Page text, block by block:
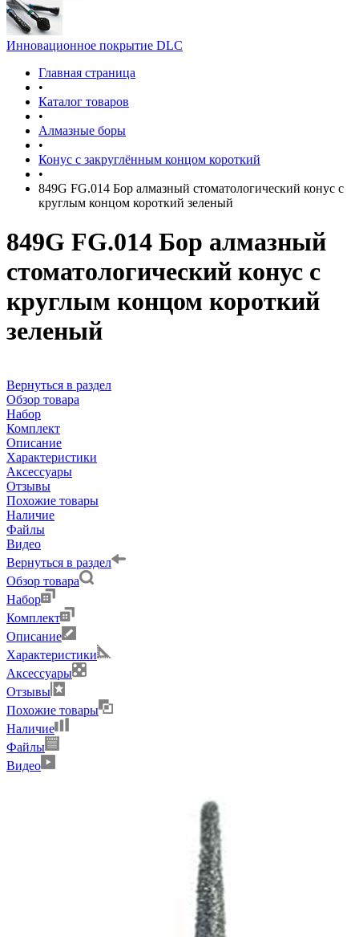
Инновационное покрытие DLC
Главная страница
•
Каталог товаров
•
Алмазные боры
•
Конус с закруглённым концом короткий
•
849G FG.014 Бор алмазный стоматологический конус с
круглым концом короткий зеленый
849G FG.014 Бор алмазный
стоматологический конус с
круглым концом короткий
зеленый
Вернуться в раздел
Обзор товара
Набор
Комплект
Описание
Характеристики
Аксессуары
Отзывы
Похожие товары
Наличие
Файлы
Видео
Вернуться в раздел
Обзор товара
Набор
Комплект
Описание
Характеристики
Аксессуары
Отзывы
Похожие товары
Наличие
Файлы
Видео